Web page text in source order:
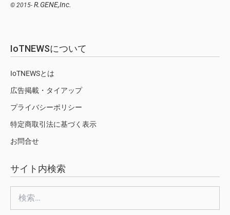
© 2015- R.GENE,Inc.
IoTNEWSについて
IoTNEWSとは
広告掲載・タイアップ
プライバシーポリシー
特定商取引法に基づく表示
お問合せ
サイト内検索
索: